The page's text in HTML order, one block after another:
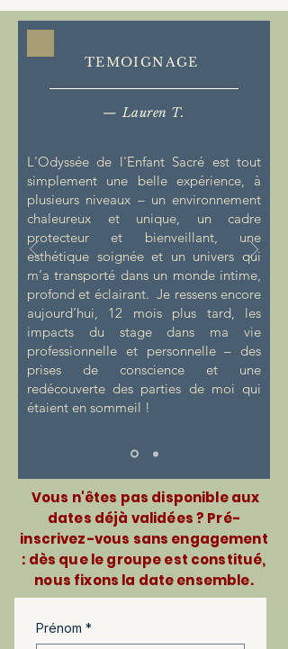
TEMOIGNAGE
— Lauren T.
L'Odyssée de l'Enfant Sacré est tout
simplement une belle expérience, à
plusieurs niveaux – un environnement
chaleureux et unique, un cadre
protecteur et bienveillant, une
esthétique soignée et un univers qui
m’a transporté dans un monde intime,
profond et éclairant. Je ressens encore
aujourd’hui, 12 mois plus tard, les
impacts du stage dans ma vie
professionnelle et personnelle – des
prises de conscience et une
redécouverte des parties de moi qui
étaient en sommeil !
Vous n'êtes pas disponible aux
dates déjà validées ? Pré-
inscrivez-vous sans engagement
: dès que le groupe est constitué,
nous fixons la date ensemble.
Prénom *